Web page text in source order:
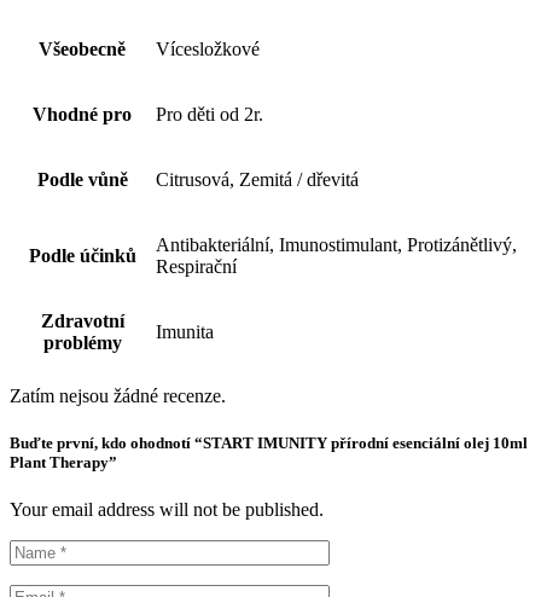
Všeobecně Vícesložkové
Vhodné pro Pro děti od 2r.
Podle vůně Citrusová, Zemitá / dřevitá
Podle účinků
Antibakteriální, Imunostimulant, Protizánětlivý,
Respirační
Zdravotní
problémy
Imunita
Zatím nejsou žádné recenze.
Buďte první, kdo ohodnotí “START IMUNITY přírodní esenciální olej 10ml
Plant Therapy”
Your email address will not be published.